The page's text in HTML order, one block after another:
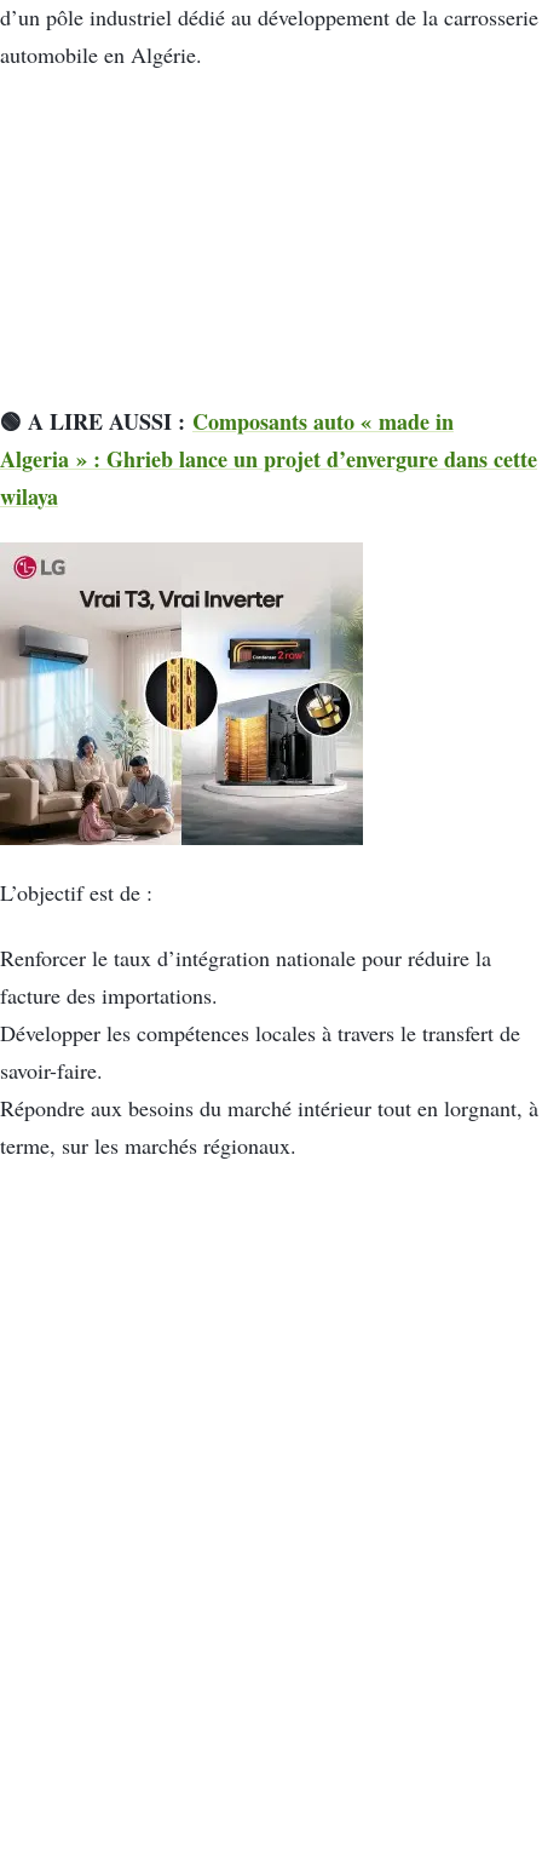
d’un pôle industriel dédié au développement de la carrosserie
automobile en Algérie.
🟢 A LIRE AUSSI : Composants auto « made in
Algeria » : Ghrieb lance un projet d’envergure dans cette
wilaya
L’objectif est de :
Renforcer le taux d’intégration nationale pour réduire la
facture des importations.
Développer les compétences locales à travers le transfert de
savoir-faire.
Répondre aux besoins du marché intérieur tout en lorgnant, à
terme, sur les marchés régionaux.